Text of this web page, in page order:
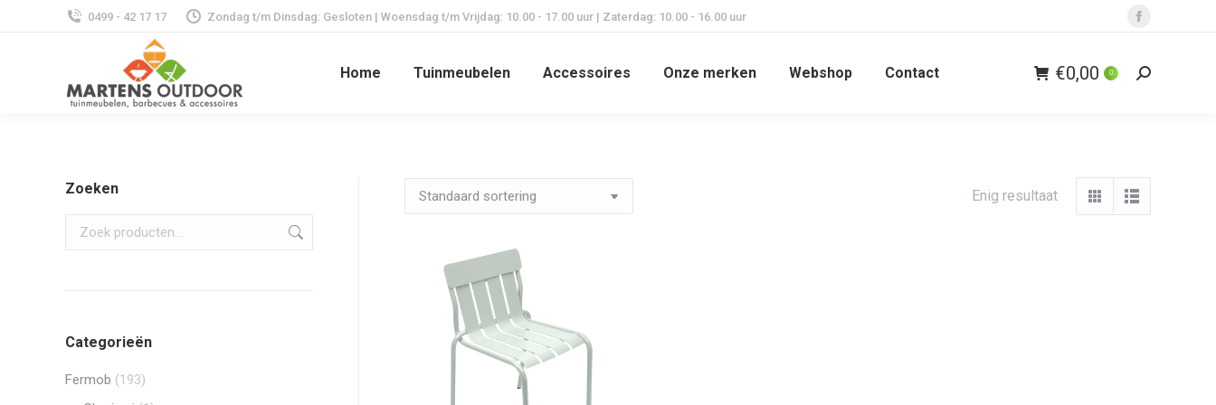
0499 - 42 17 17 Zondag t/m Dinsdag: Gesloten | Woensdag t/m Vrijdag: 10.00 - 17.00 uur | Zaterdag: 10.00 - 16.00 uur
Facebook
opens
Home Tuinmeubelen Accessoires Onze merken Webshop Contact €0,00 0 Zoeken:
Enig resultaat
Zoeken
Categorieën
Fermob (193)